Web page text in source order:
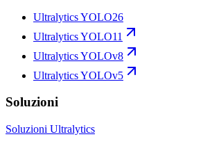
Ultralytics YOLO26
Ultralytics YOLO11
Ultralytics YOLOv8
Ultralytics YOLOv5
Soluzioni
Soluzioni Ultralytics